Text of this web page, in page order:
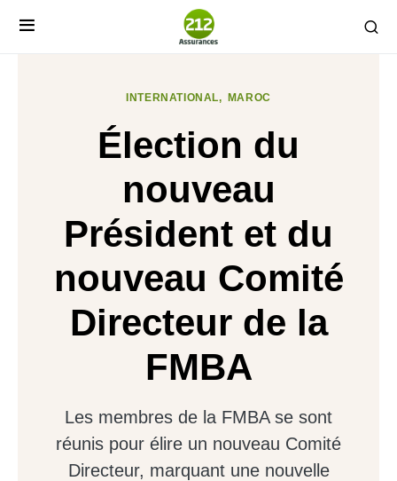
INTERNATIONAL MAROC
Élection du
nouveau
Président et du
nouveau Comité
Directeur de la
FMBA
Les membres de la FMBA se sont
réunis pour élire un nouveau Comité
Directeur, marquant une nouvelle